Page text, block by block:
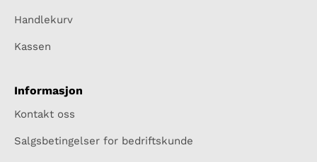
Handlekurv
Kassen
Informasjon
Kontakt oss
Salgsbetingelser for bedriftskunde